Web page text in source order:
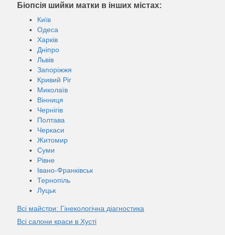
Біопсія шийки матки в інших містах:
Київ
Одеса
Харків
Дніпро
Львів
Запоріжжя
Кривий Ріг
Миколаїв
Вінниця
Чернігів
Полтава
Черкаси
Житомир
Суми
Рівне
Івано-Франківськ
Тернопіль
Луцьк
Всі майстри: Гінекологічна діагностика
Всі салони краси в Хусті